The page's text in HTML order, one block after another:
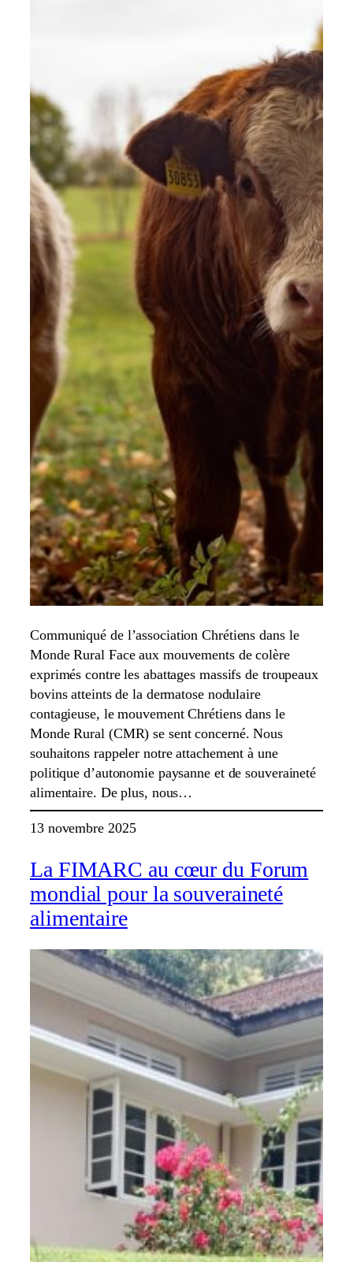
Communiqué de l’association Chrétiens dans le
Monde Rural Face aux mouvements de colère
exprimés contre les abattages massifs de troupeaux
bovins atteints de la dermatose nodulaire
contagieuse, le mouvement Chrétiens dans le
Monde Rural (CMR) se sent concerné. Nous
souhaitons rappeler notre attachement à une
politique d’autonomie paysanne et de souveraineté
alimentaire. De plus, nous…
13 novembre 2025
La FIMARC au cœur du Forum
mondial pour la souveraineté
alimentaire